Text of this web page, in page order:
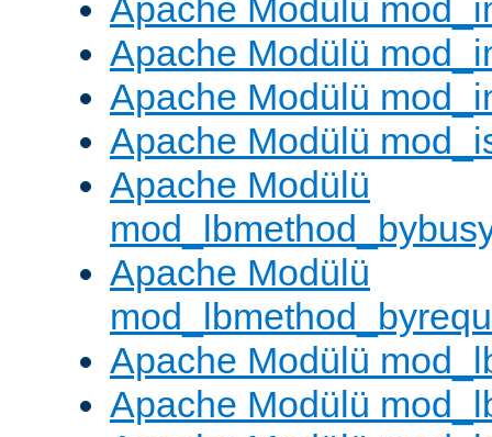
Apache Modülü
Apache Modülü
Apache Modülü
Apache Modülü
Apache Modülü
Apache Modülü
Apache Modülü
Apache Modülü